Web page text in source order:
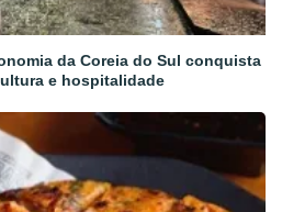
da Coreia do Sul conquista
e hospitalidade